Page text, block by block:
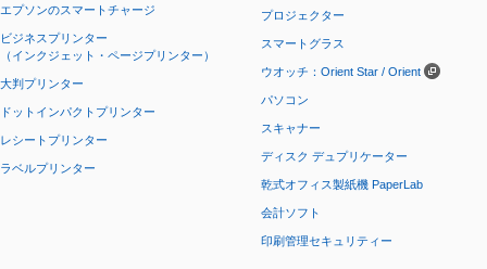
エプソンのスマートチャージ
ビジネスプリンター
（インクジェット・ページプリンター）
大判プリンター
ドットインパクトプリンター
レシートプリンター
ラベルプリンター
プロジェクター
スマートグラス
ウオッチ：Orient Star / Orient
パソコン
スキャナー
ディスク デュプリケーター
乾式オフィス製紙機 PaperLab
会計ソフト
印刷管理セキュリティー